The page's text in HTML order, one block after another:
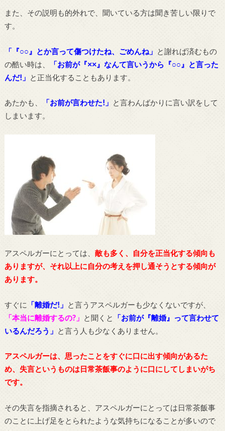
また、その説明も的外れで、聞いている方は聞き苦しい限りで
す。
「『○○』とか言って傷つけたね、ごめんね」 と謝れば済むもの
の酷い時は、
「お前が『××』なんて言いうから『○○』と言った
んだ!」 と正当化することもあります。
あたかも、 「お前が言わせた!」 と言わんばかりに言い訳をして
しまいます。
アスペルガーにとっては、 敵も多く、自分を正当化する傾向も
ありますが、それ以上に自分の考えを押し通そうとする傾向が
あります。
すぐに 「離婚だ!」
と言うアスペルガーも少なくないですが、
「本当に離婚するの?」
と聞くと
「お前が『離婚』って言わせて
いるんだろう」
と言う人も少なくありません。
アスペルガーは、思ったことをすぐに口に出す傾向があるた
め、失言というものは日常茶飯事のように口にしてしまいがち
です。
その失言を指摘されると、アスペルガーにとっては日常茶飯事
のことに上げ足をとられたような気持ちになることが多いので